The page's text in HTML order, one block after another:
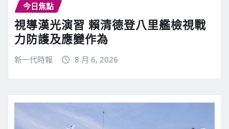
今日焦點
視導漢光演習 賴清德登八里艦檢視戰
力防護及應變作為
新一代時報 8 月 6, 2026